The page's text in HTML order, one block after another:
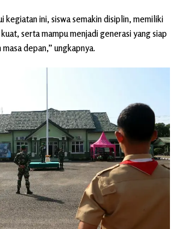
kegiatan ini, siswa semakin disiplin, memiliki
serta mampu menjadi generasi yang siap
depan,” ungkapnya.